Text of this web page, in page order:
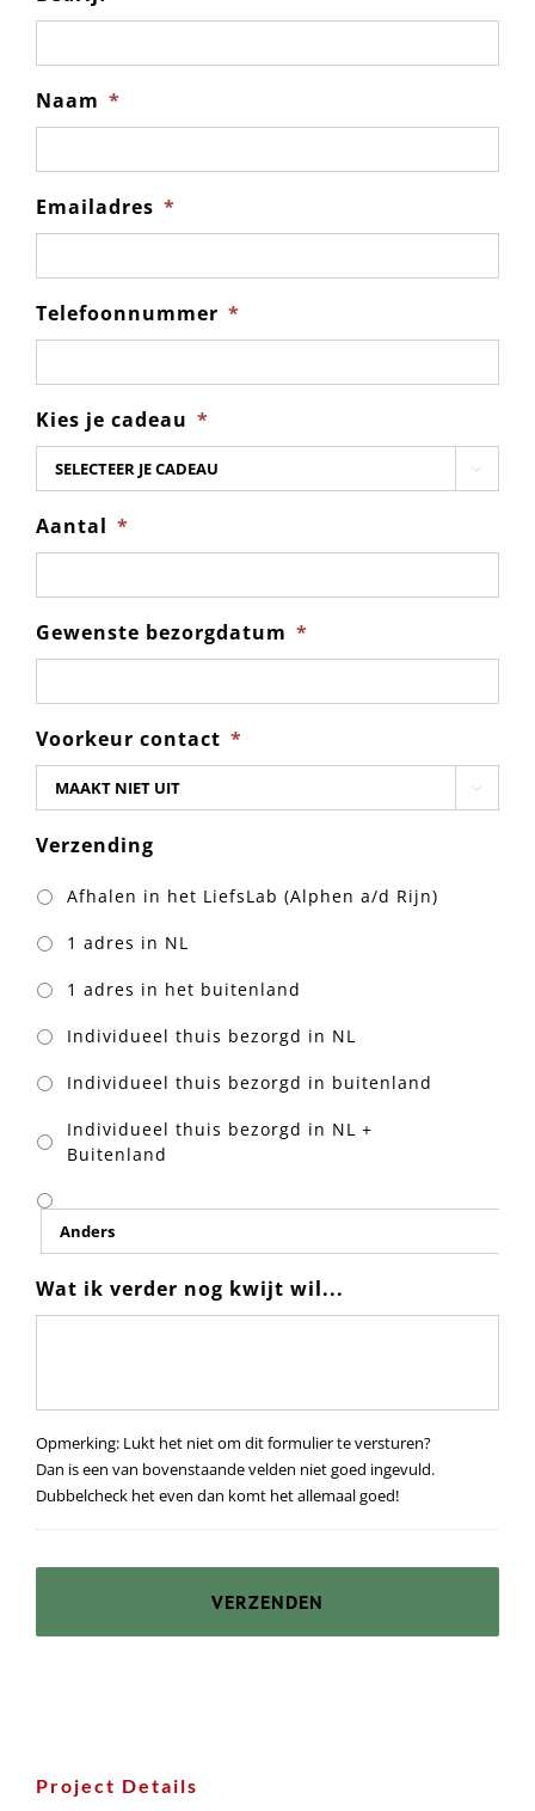
Naam *
Emailadres *
Telefoonnummer *
Kies je cadeau *

Aantal *
Gewenste bezorgdatum *
Voorkeur contact *

Verzending
Afhalen in het LiefsLab (Alphen a/d Rijn)
1 adres in NL
1 adres in het buitenland
Individueel thuis bezorgd in NL
Individueel thuis bezorgd in buitenland
Individueel thuis bezorgd in NL +
Buitenland
Wat ik verder nog kwijt wil...
Opmerking: Lukt het niet om dit formulier te versturen?
Dan is een van bovenstaande velden niet goed ingevuld.
Dubbelcheck het even dan komt het allemaal goed!
Project Details